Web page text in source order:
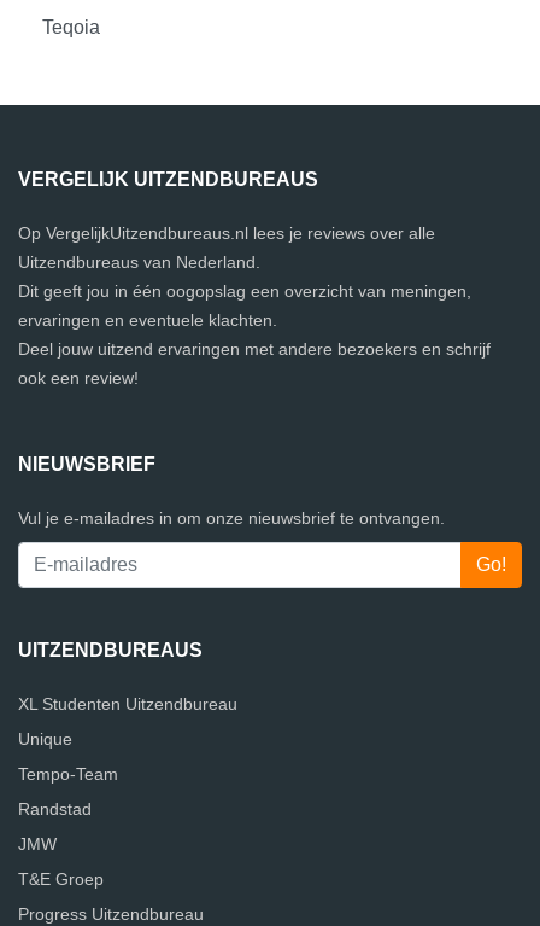
Teqoia
VERGELIJK UITZENDBUREAUS
Op VergelijkUitzendbureaus.nl lees je reviews over alle
Uitzendbureaus van Nederland.
Dit geeft jou in één oogopslag een overzicht van meningen,
ervaringen en eventuele klachten.
Deel jouw uitzend ervaringen met andere bezoekers en schrijf
ook een review!
NIEUWSBRIEF
Vul je e-mailadres in om onze nieuwsbrief te ontvangen.
UITZENDBUREAUS
XL Studenten Uitzendbureau
Unique
Tempo-Team
Randstad
JMW
T&E Groep
Progress Uitzendbureau